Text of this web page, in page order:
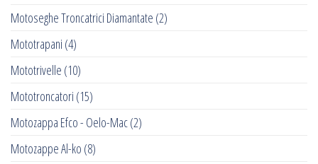
Motoseghe Troncatrici Diamantate (2)
Mototrapani (4)
Mototrivelle (10)
Mototroncatori (15)
Motozappa Efco - Oelo-Mac(2)
Motozappe Al-ko (8)